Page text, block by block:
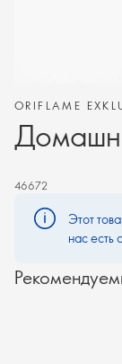
ORIFLAME
46672
Этот
нас есть